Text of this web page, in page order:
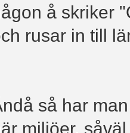
å skriker
rusar in till
så har
miljöer,